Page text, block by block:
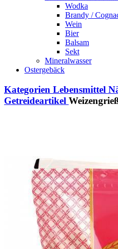
Wodka
Brandy /
Wein
Bier
Balsam
Sekt
Mineralwasser
Ostergebäck
Kategorien Lebensmittel
Getreideartikel